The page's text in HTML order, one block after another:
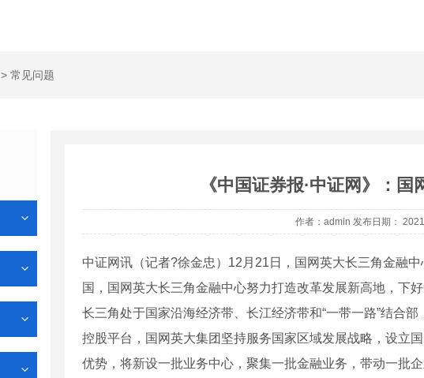
> 常见问题
《中国证券报·中证网》：
作者：admin 发布日期：
中证网讯（记者?徐金忠）12月21日，国网英大长三角金融
国，国网英大长三角金融中心努力打造改革发展新高地，下
长三角处于国家沿海经济带、长江经济带和“一带一路”结合
控股平台，国网英大集团坚持服务国家区域发展战略，设立
优势，将新设一批业务中心，聚集一批金融业务，带动一批